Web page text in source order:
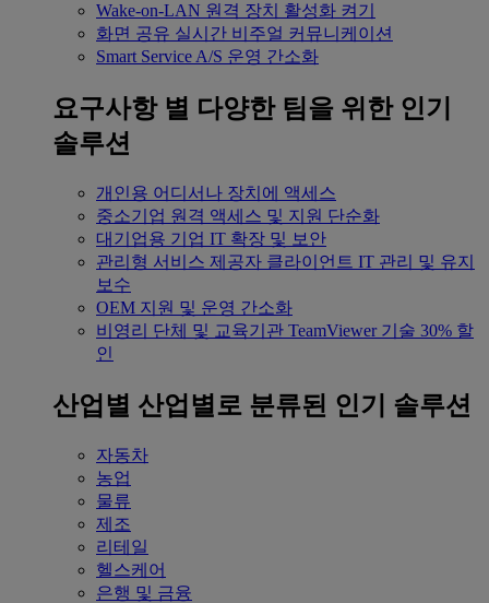
Wake-on-LAN 원격 장치 활성화 켜기
화면 공유 실시간 비주얼 커뮤니케이션
Smart Service A/S 운영 간소화
요구사항 별 다양한 팀을 위한 인기
솔루션
개인용 어디서나 장치에 액세스
중소기업 원격 액세스 및 지원 단순화
대기업용 기업 IT 확장 및 보안
관리형 서비스 제공자 클라이언트 IT 관리 및 유지
보수
OEM 지원 및 운영 간소화
비영리 단체 및 교육기관 TeamViewer 기술 30% 할
인
산업별 산업별로 분류된 인기 솔루션
자동차
농업
물류
제조
리테일
헬스케어
은행 및 금융